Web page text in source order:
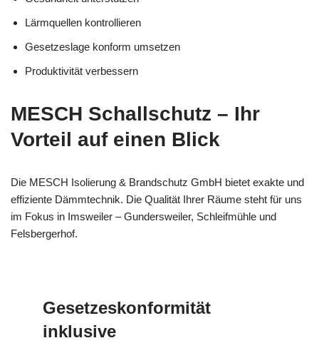
Lärmquellen kontrollieren
Gesetzeslage konform umsetzen
Produktivität verbessern
MESCH Schallschutz – Ihr
Vorteil auf einen Blick
Die MESCH Isolierung & Brandschutz GmbH bietet exakte und
effiziente Dämmtechnik. Die Qualität Ihrer Räume steht für uns
im Fokus in Imsweiler – Gundersweiler, Schleifmühle und
Felsbergerhof.
Gesetzeskonformität
inklusive